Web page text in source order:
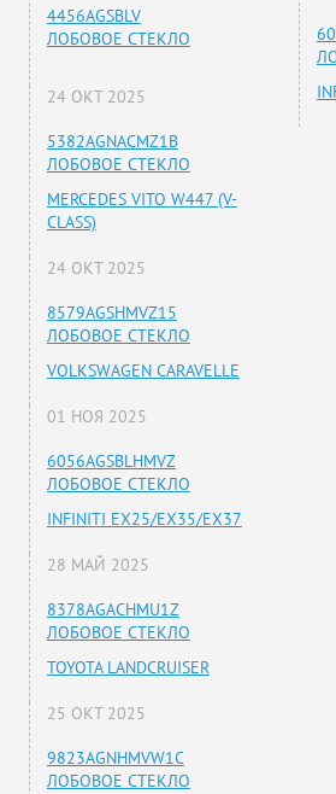
4456AGSBLV
ЛОБОВОЕ СТЕКЛО
24 ОКТ 2025
5382AGNACMZ1B
ЛОБОВОЕ СТЕКЛО
MERCEDES VITO W447 (V-
CLASS)
24 ОКТ 2025
8579AGSHMVZ15
ЛОБОВОЕ СТЕКЛО
VOLKSWAGEN CARAVELLE
01 НОЯ 2025
6056AGSBLHMVZ
ЛОБОВОЕ СТЕКЛО
INFINITI EX25/EX35/EX37
28 МАЙ 2025
8378AGACHMU1Z
ЛОБОВОЕ СТЕКЛО
TOYOTA LANDCRUISER
25 ОКТ 2025
9823AGNHMVW1C
ЛОБОВОЕ СТЕКЛО